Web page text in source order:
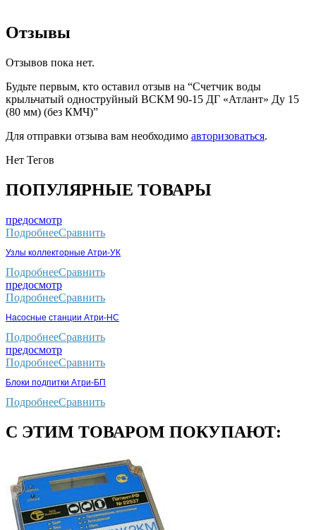
Отзывы
Отзывов пока нет.
Будьте первым, кто оставил отзыв на “Счетчик воды
крыльчатый одноструйный ВСКМ 90-15 ДГ «Атлант» Ду 15
(80 мм) (без КМЧ)”
Для отправки отзыва вам необходимо авторизоваться.
Нет Тегов
ПОПУЛЯРНЫЕ ТОВАРЫ
предосмотр
ПодробнееСравнить
Узлы коллекторные Атри-УК
ПодробнееСравнить
предосмотр
ПодробнееСравнить
Насосные станции Атри-НС
ПодробнееСравнить
предосмотр
ПодробнееСравнить
Блоки подпитки Атри-БП
ПодробнееСравнить
С ЭТИМ ТОВАРОМ ПОКУПАЮТ: